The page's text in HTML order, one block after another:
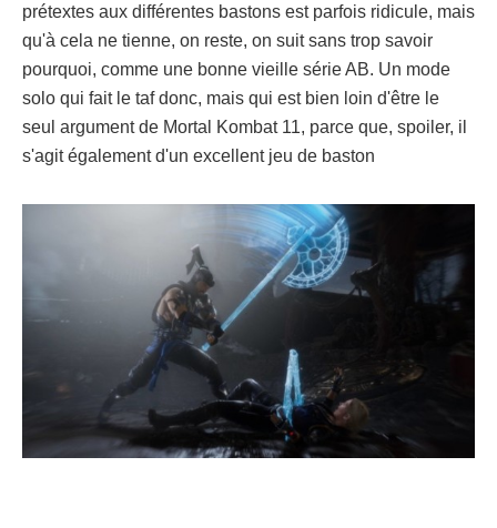
prétextes aux différentes bastons est parfois ridicule, mais
qu'à cela ne tienne, on reste, on suit sans trop savoir
pourquoi, comme une bonne vieille série AB. Un mode
solo qui fait le taf donc, mais qui est bien loin d'être le
seul argument de Mortal Kombat 11, parce que, spoiler, il
s'agit également d'un excellent jeu de baston